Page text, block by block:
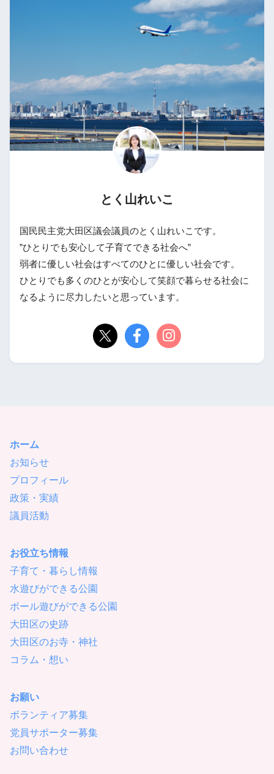
とく山れいこ
国民民主党大田区議会議員のとく山れいこです。
”ひとりでも安心して子育てできる社会へ”
弱者に優しい社会はすべてのひとに優しい社会です。
ひとりでも多くのひとが安心して笑顔で暮らせる社会に
なるように尽力したいと思っています。
ホーム
お知らせ
プロフィール
政策・実績
議員活動
お役立ち情報
子育て・暮らし情報
水遊びができる公園
ボール遊びができる公園
大田区の史跡
大田区のお寺・神社
コラム・想い
お願い
ボランティア募集
党員サポーター募集
お問い合わせ